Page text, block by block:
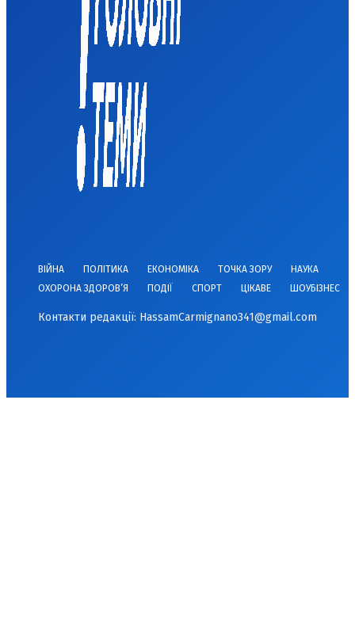
ВІЙНА ПОЛІТИКА ЕКОНОМІКА ТОЧКА ЗОРУ
НАУКА
ОХОРОНА ЗДОРОВ’Я
ПОДІЇ СПОРТ ЦІКАВЕ ШОУБІЗНЕС
Контакти редакції: HassamCarmignano341@gmail.com